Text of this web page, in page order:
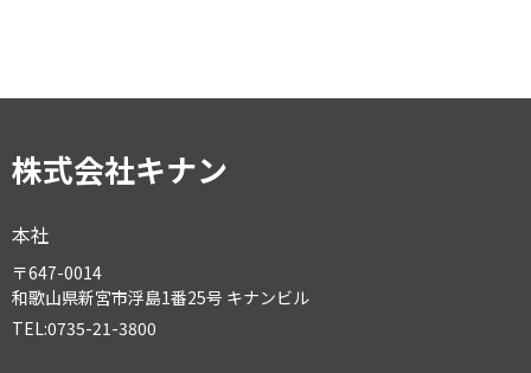
株式会社キナン
本社
〒647-0014
和歌山県新宮市浮島1番25号 キナンビル
TEL:0735-21-3800